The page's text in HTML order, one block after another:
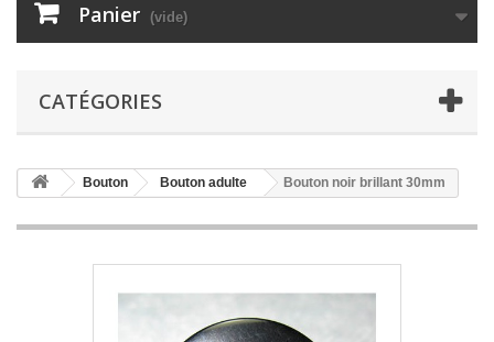
Panier (vide)
CATÉGORIES
Bouton Bouton adulte Bouton noir brillant 30mm